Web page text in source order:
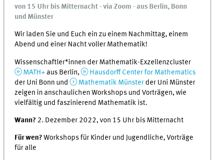
von 15 Uhr bis Mitternacht - via Zoom - aus Berlin, Bonn
und Münster
Wir laden Sie und Euch ein zu einem Nachmittag, einem
Abend und einer Nacht voller Mathematik!
Wissenschaftler*innen der Mathematik-Exzellenzcluster
MATH+ aus Berlin,
Hausdorff Center for Mathematics
der Uni Bonn und
Mathematik Münster der Uni Münster
zeigen in anschaulichen Workshops und Vorträgen, wie
vielfältig und faszinierend Mathematik ist.
Wann? 2. Dezember 2022, von 15 Uhr bis Mitternacht
Für wen?Workshops für Kinder und Jugendliche, Vorträge
für alle